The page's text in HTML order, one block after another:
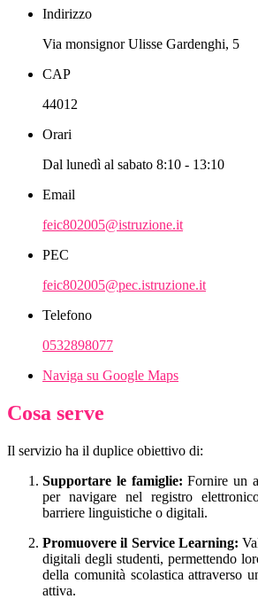
Indirizzo
Via monsignor Ulisse Gardenghi, 5
CAP
44012
Orari
Dal lunedì al sabato 8:10 - 13:10
Email
feic802005@istruzione.it
PEC
feic802005@pec.istruzione.it
Telefono
0532898077
Naviga su Google Maps
Cosa serve
Il servizio ha il duplice obiettivo di:
Supportare le famiglie: Fornire un
per navigare nel registro
barriere linguistiche o digitali.
Promuovere il Service Learning:
digitali degli studenti, permettendo
della comunità scolastica attraverso
attiva.